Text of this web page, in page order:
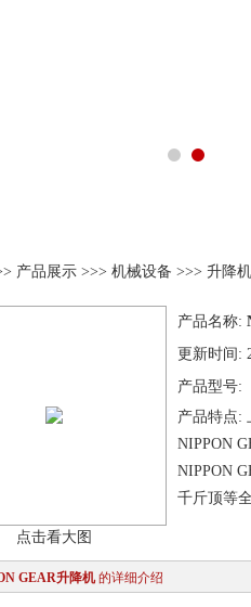
产品展示>>> 机械设备 >>> 升降机
点击看大图
产品名称:
更新时间:
产品型号:
产品特点:
NIPPON
NIPPON
千斤顶等
GEAR升降机 的详细介绍